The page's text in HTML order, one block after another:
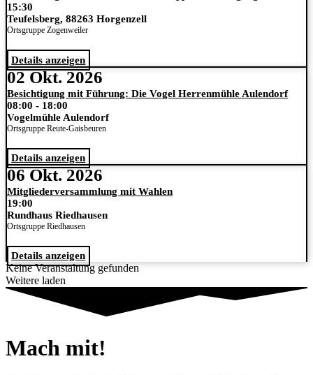
15:30
Teufelsberg, 88263 Horgenzell
Ortsgruppe Zogenweiler
Details anzeigen
02 Okt. 2026
Besichtigung mit Führung: Die Vogel Herrenmühle Aulendorf
08:00 - 18:00
Vogelmühle Aulendorf
Ortsgruppe Reute-Gaisbeuren
Details anzeigen
06 Okt. 2026
Mitgliederversammlung mit Wahlen
19:00
Rundhaus Riedhausen
Ortsgruppe Riedhausen
Details anzeigen
Keine Veranstaltung gefunden
Weitere laden
Mach mit!